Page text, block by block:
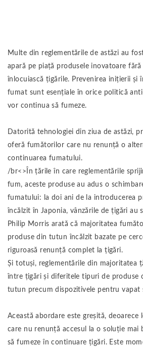
Multe din reglementările de astăzi au
apară pe piață produsele inovatoare
înlocuiască țigările. Prevenirea inițierii și
fumat sunt esențiale în orice politică
vor continua să fumeze.
Datorită tehnologiei din ziua de astăzi,
oferă fumătorilor care nu renunță o
continuarea fumatului.
/br<>În țările în care reglementările
fum, aceste produse au adus o
fumatului: la doi ani de la introducerea
încălzit în Japonia, vânzările de țigări au
Philip Morris arată că majoritatea
produse din tutun încălzit bazate pe
riguroasă renunță complet la țigări.
Și totuși, reglementările din majoritatea
între țigări și diferitele tipuri de produse
tutun precum dispozitivele pentru vapat
Această abordare este greșită,
care nu renunță accesul la o soluție mai
să fumeze în continuare țigări. Este